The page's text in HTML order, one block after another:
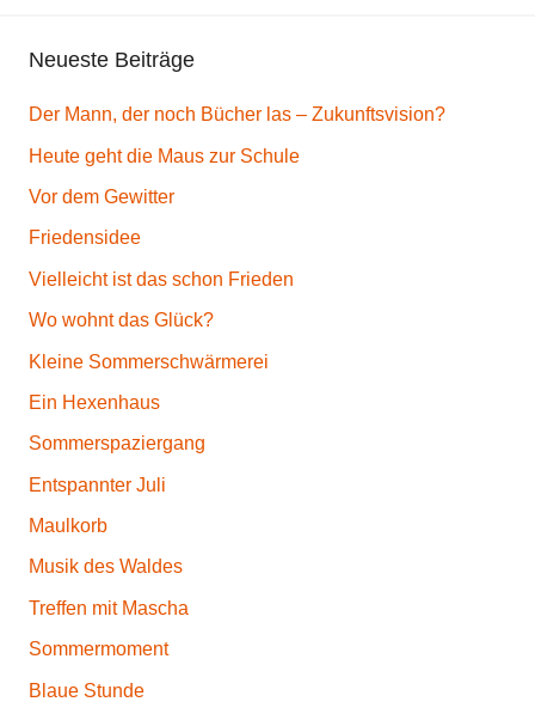
h
t
,
e
d
i
h
t
L
b
e
n
G
e
d
Neueste Beiträge
Der Mann, der noch Bücher las – Zukunftsvision?
Heute geht die Maus zur Schule
Vor dem Gewitter
Friedensidee
Vielleicht ist das schon Frieden
Wo wohnt das Glück?
Kleine Sommerschwärmerei
Ein Hexenhaus
Sommerspaziergang
Entspannter Juli
Maulkorb
Musik des Waldes
Treffen mit Mascha
Sommermoment
Blaue Stunde